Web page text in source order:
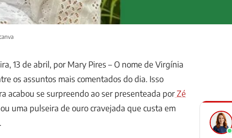
13 de abril, por Mary Pires – O nome de Virgínia
os assuntos mais comentados do dia. Isso
acabou se surpreendo ao ser presenteada porZé
uma pulseira de ouro cravejada que custa em